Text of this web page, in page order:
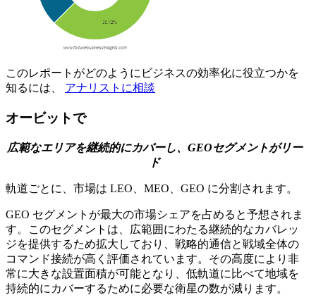
このレポートがどのようにビジネスの効率化に役立つかを
知るには、 アナリストに相談
オービットで
広範なエリアを継続的にカバーし、GEOセグメントがリー
ド
軌道ごとに、市場は LEO、MEO、GEO に分割されます。
GEO セグメントが最大の市場シェアを占めると予想されま
す。このセグメントは、広範囲にわたる継続的なカバレッ
ジを提供するため拡大しており、戦略的通信と戦域全体の
コマンド接続が高く評価されています。その高度により非
常に大きな設置面積が可能となり、低軌道に比べて地域を
持続的にカバーするために必要な衛星の数が減ります。